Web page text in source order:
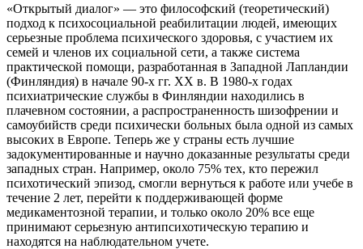
«Открытый диалог» — это философский (теоретический)
подход к психосоциальной реабилитации людей, имеющих
серьезные проблема психического здоровья, с участием их
семей и членов их социальной сети, а также система
практической помощи, разработанная в Западной Лапландии
(Финляндия) в начале 90-х гг. XX в. В 1980-х годах
психиатрические службы в Финляндии находились в
плачевном состоянии, а распространенность шизофрении и
самоубийств среди психически больных была одной из самых
высоких в Европе. Теперь же у страны есть лучшие
задокументированные и научно доказанные результаты среди
западных стран. Например, около 75% тех, кто пережил
психотический эпизод, смогли вернуться к работе или учебе в
течение 2 лет, перейти к поддерживающей форме
медикаментозной терапии, и только около 20% все еще
принимают серьезную антипсихотическую терапию и
находятся на наблюдательном учете.